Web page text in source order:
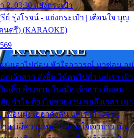
2. 03:30 แย่งกระเป๋า
ย์ รุ่งโรจน์ - แย่งกระเป๋า | เตือนใจ บุญ
ตรี) (KARAOKE)
ย่งเอาไปก่อน หัวใจอาวรณ์ มาซ่อน อยู่
เจ้าสาว ส่งยิ้ม ให้คนไปทั่ว แต่เรา เฝ้า
นเด็ก ล้างจาน ในเมื่อ เจ้าสาว คือคน
จำใจ ต้องไปช่วยงาน พอถึงเวลา เขา
พื่อนฝูง เฮฮาดังลั่น แต่เราล้างจาน
ย บ่มีความหมาย เคียงใจเจ้าบ่าว เป็น